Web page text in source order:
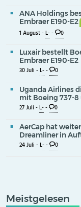
ANA Holdings
Embraer E190-E2
1 August -L-- 0
Luxair bestellt
Embraer E190-E2
30 Juli -L-- 0
Uganda Airlines
mit Boeing 737-8
27 Juli -L-- 0
AerCap hat
Dreamliner in
24 Juli -L-- 0
Meistgelesen